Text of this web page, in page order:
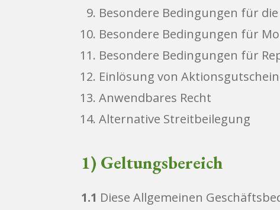
Besondere Bedingungen für
Besondere Bedingungen für
Besondere Bedingungen für
Einlösung von
Anwendbares Recht
Alternative Streitbeilegung
1) Geltungsbereich
1.1 Diese Allgemeinen